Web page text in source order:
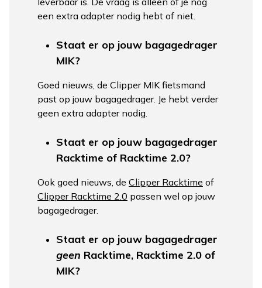
een extra adapter nodig hebt of niet.
Staat er op jouw bagagedrager
MIK?
Goed nieuws, de Clipper MIK fietsmand
past op jouw bagagedrager. Je hebt verder
geen extra adapter nodig.
Staat er op jouw bagagedrager
Racktime of Racktime 2.0?
Ook goed nieuws, de Clipper Racktime of
Clipper Racktime 2.0 passen wel op jouw
bagagedrager.
Staat er op jouw bagagedrager
geen Racktime, Racktime 2.0 of
MIK?